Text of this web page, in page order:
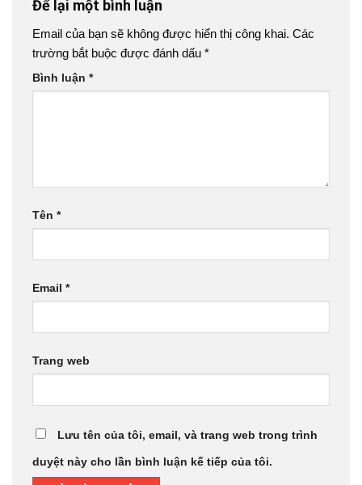
Để lại một bình luận
Email của bạn sẽ không được hiển thị công khai. Các
trường bắt buộc được đánh dấu *
Bình luận *
Tên *
Email *
Trang web
Lưu tên của tôi, email, và trang web trong trình
duyệt này cho lần bình luận kế tiếp của tôi.